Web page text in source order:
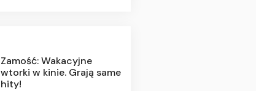
Zamość: Wakacyjne
wtorki w kinie. Grają same
hity!